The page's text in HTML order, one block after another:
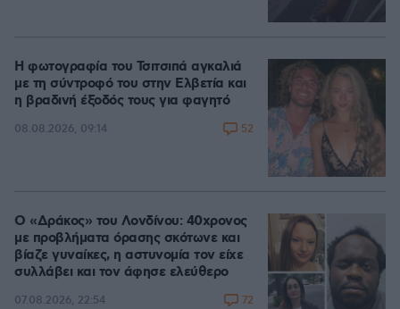
Η φωτογραφία του Τσιτσιπά αγκαλιά
με τη σύντροφό του στην Ελβετία και
η βραδινή έξοδός τους για φαγητό
08.08.2026, 09:14 52
Ο «Δράκος» του Λονδίνου: 40χρονος
με προβλήματα όρασης σκότωνε και
βίαζε γυναίκες, η αστυνομία τον είχε
συλλάβει και τον άφησε ελεύθερο
07.08.2026, 22:54 72